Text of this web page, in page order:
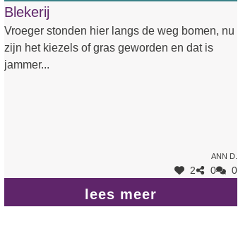
Blekerij
Vroeger stonden hier langs de weg bomen, nu
zijn het kiezels of gras geworden en dat is
jammer...
Ann D.
2 0 0
lees meer